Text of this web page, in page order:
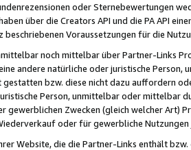
oder Sternebewertungen
über die Creators API und die PA API
Voraussetzungen für die
noch mittelbar über Partner-Links
andere natürliche oder juristische
bzw. diese nicht dazu auffordern
Person, unmittelbar oder mittelbar
gewerblichen Zwecken (gleich welcher Art)
oder für gewerbliche
Website, die die Partner-Links enthält